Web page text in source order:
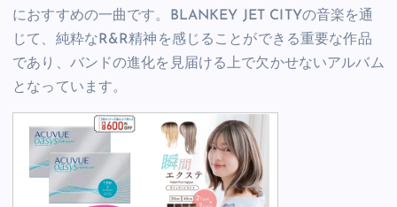
におすすめの一曲です。BLANKEY JET CITYの音楽を通
じて、純粋なR&R精神を感じることができる重要な作品
であり、バンドの進化を見届ける上で欠かせないアルバム
となっています。